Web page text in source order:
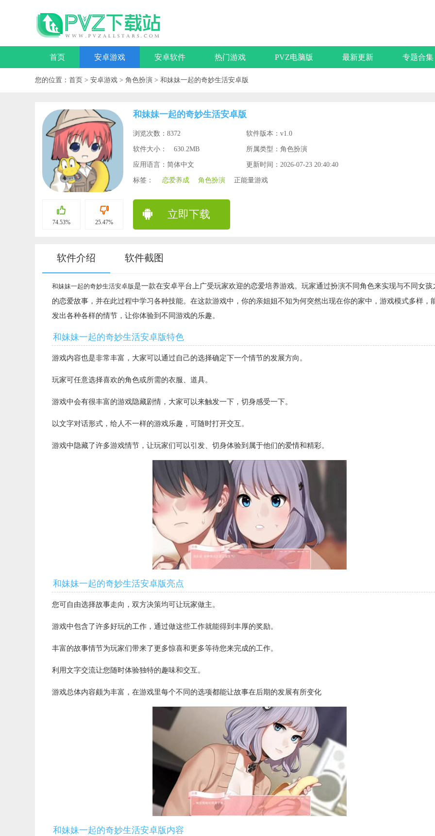
首页 安卓游戏 安卓软件 热门游戏 PVZ电脑版 最新更新 专题合集
您的位置： 首页 > 安卓游戏 > 角色扮演 > 和妹妹一起的奇妙生活安卓版
74.53% 25.47%
和妹妹一起的奇妙生活安卓版
浏览次数：8372 软件版本：v1.0
软件大小： 630.2MB 所属类型：角色扮演
应用语言：简体中文 更新时间：2026-07-23 20:40:40
标签： 恋爱养成 角色扮演 正能量游戏
立即下载
软件介绍 软件截图
和妹妹一起的奇妙生活安卓版是一款在安卓平台上广受玩家欢迎的恋爱培养游戏。玩家通过扮演不同角色来实现与不同女孩
的恋爱故事，并在此过程中学习各种技能。在这款游戏中，你的亲姐姐不知为何突然出现在你的家中，游戏模式多样，
发出各种各样的情节，让你体验到不同游戏的乐趣。
和妹妹一起的奇妙生活安卓版特色
游戏内容也是非常丰富，大家可以通过自己的选择确定下一个情节的发展方向。
玩家可任意选择喜欢的角色或所需的衣服、道具。
游戏中会有很丰富的游戏隐藏剧情，大家可以来触发一下，切身感受一下。
以文字对话形式，给人不一样的游戏乐趣，可随时打开交互。
游戏中隐藏了许多游戏情节，让玩家们可以引发、切身体验到属于他们的爱情和精彩。
和妹妹一起的奇妙生活安卓版亮点
您可自由选择故事走向，双方决策均可让玩家做主。
游戏中包含了许多好玩的工作，通过做这些工作就能得到丰厚的奖励。
丰富的故事情节为玩家们带来了更多惊喜和更多等待您来完成的工作。
利用文字交流让您随时体验独特的趣味和交互。
游戏总体内容颇为丰富，在游戏里每个不同的选项都能让故事在后期的发展有所变化
和妹妹一起的奇妙生活安卓版内容